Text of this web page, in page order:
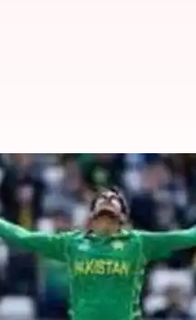
अफ्रीका के बीच
pm
मैच पाकिस्तान और